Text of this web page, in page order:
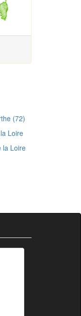
(72)
Loire
la Loire